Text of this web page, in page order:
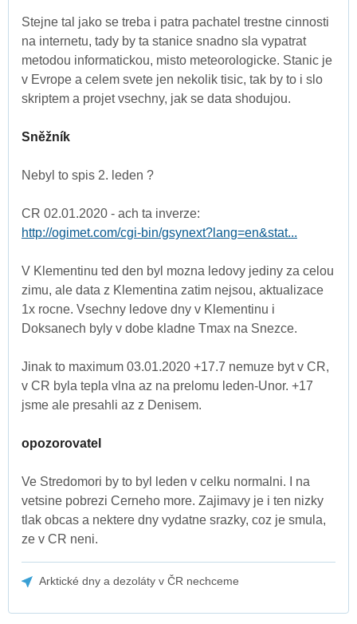
Stejne tal jako se treba i patra pachatel trestne cinnosti
na internetu, tady by ta stanice snadno sla vypatrat
metodou informatickou, misto meteorologicke. Stanic je
v Evrope a celem svete jen nekolik tisic, tak by to i slo
skriptem a projet vsechny, jak se data shodujou.
Sněžník
Nebyl to spis 2. leden ?
CR 02.01.2020 - ach ta inverze:
http://ogimet.com/cgi-bin/gsynext?lang=en&stat...
V Klementinu ted den byl mozna ledovy jediny za celou
zimu, ale data z Klementina zatim nejsou, aktualizace
1x rocne. Vsechny ledove dny v Klementinu i
Doksanech byly v dobe kladne Tmax na Snezce.
Jinak to maximum 03.01.2020 +17.7 nemuze byt v CR,
v CR byla tepla vlna az na prelomu leden-Unor. +17
jsme ale presahli az z Denisem.
opozorovatel
Ve Stredomori by to byl leden v celku normalni. I na
vetsine pobrezi Cerneho more. Zajimavy je i ten nizky
tlak obcas a nektere dny vydatne srazky, coz je smula,
ze v CR neni.
Arktické dny a dezoláty v ČR nechceme